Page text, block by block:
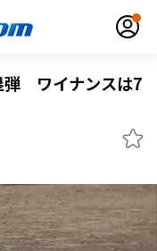
弾 ワイナンスは7